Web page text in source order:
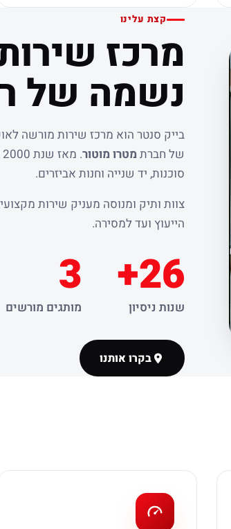
קצת עלינו
מרכז
נשמה של
בייק סנטר הוא מרכז שירות מורשה
של חברת מטרו מוטור
סוכנות, יד שנייה וחנות אביזרים.
צוות ותיק ומנוסה מעניק שירות
הייעוץ ועד למסירה.
26+
שנות ניסיון
3
מותגים מורשים
בקרו אותנו